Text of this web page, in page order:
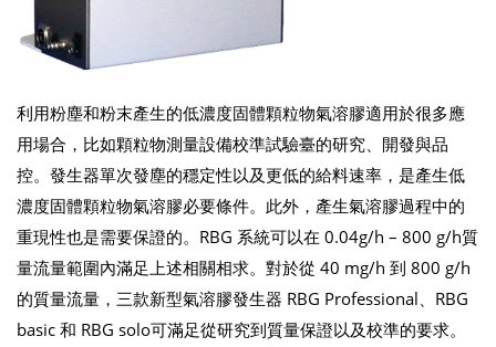
利用粉塵和粉末產生的低濃度固體顆粒物氣溶膠適用於很多應
用場合，比如顆粒物測量設備校準試驗臺的研究、開發與品
控。發生器單次發塵的穩定性以及更低的給料速率，是產生低
濃度固體顆粒物氣溶膠必要條件。此外，產生氣溶膠過程中的
重現性也是需要保證的。RBG 系統可以在 0.04g/h – 800 g/h質
量流量範圍內滿足上述相關相求。對於從 40 mg/h 到 800 g/h
的質量流量，三款新型氣溶膠發生器 RBG Professional、RBG
basic 和 RBG solo可滿足從研究到質量保證以及校準的要求。